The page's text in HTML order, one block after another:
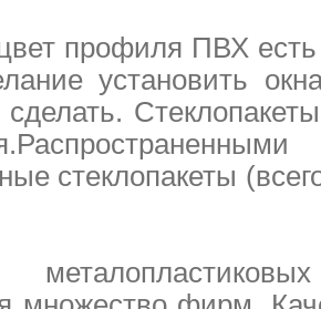
профиля ПВХ
установить
стеклопакеты